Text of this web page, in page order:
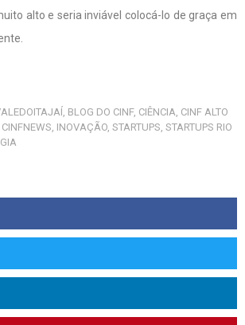
alto e seria inviável colocá-lo de graça em
BLOG DO CINF, CIÊNCIA CINF ALTO
CINFNEWS INOVAÇÃO STARTUPS STARTUPS RIO